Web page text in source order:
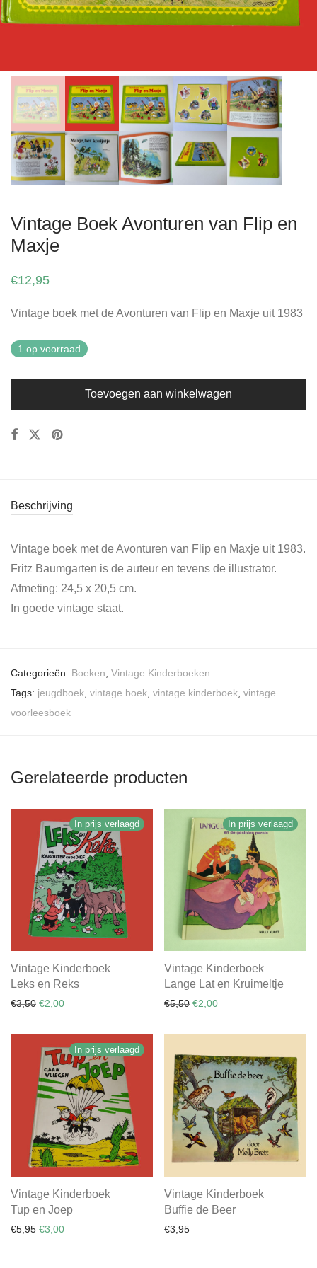
Vintage Boek Avonturen van Flip en
Maxje
€12,95
Vintage boek met de Avonturen van Flip en Maxje uit 1983
1 op voorraad
Toevoegen aan winkelwagen
Beschrijving
Vintage boek met de Avonturen van Flip en Maxje uit 1983.
Fritz Baumgarten is de auteur en tevens de illustrator.
Afmeting: 24,5 x 20,5 cm.
In goede vintage staat.
Categorieën: Boeken Vintage Kinderboeken
Tags: jeugdboek vintage boek vintage kinderboek vintage
voorleesboek
Gerelateerde producten
In prijs verlaagd
Vintage Kinderboek
Leks en Reks
€3,50 Oorspronkelijke prijs was: €3,50.
€2,00Huidige prijs is: €2,00.
In prijs verlaagd
Vintage Kinderboek
Lange Lat en Kruimeltje
€5,50 Oorspronkelijke prijs was:
€2,00Huidige prijs is: €2,00.
In prijs verlaagd
Vintage Kinderboek
Tup en Joep
€5,95 Oorspronkelijke prijs was: €5,95.
€3,00Huidige prijs is: €3,00.
Vintage Kinderboek
Buffie de Beer
€3,95